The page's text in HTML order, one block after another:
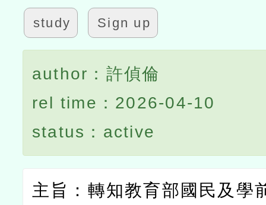
study Sign up
author：許偵倫
rel time：2026-04-10
status：active
主旨：轉知教育部國民及學